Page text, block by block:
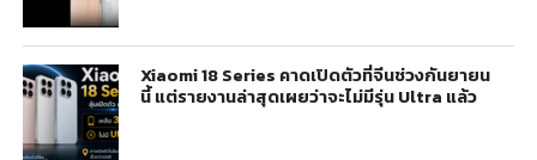
Xiaomi 18 Series คาดเปิดตัวที่จีนช่วงกันยายน
นี้ แต่รายงานล่าสุดเผยว่าจะไม่มีรุ่น Ultra แล้ว